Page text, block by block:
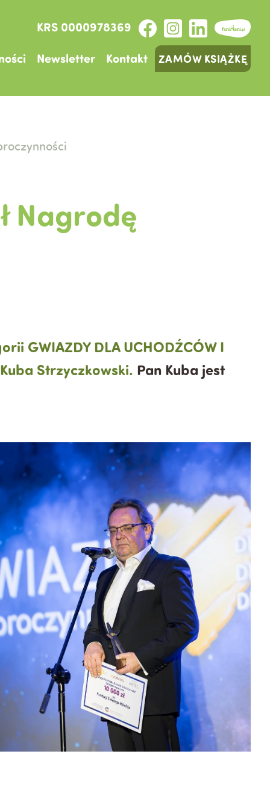
KRS 0000978369
Newsletter Kontakt ZAMÓW KSIĄŻKĘ
Nagrodę
GWIAZDY DLA UCHODŹCÓW I
Strzyczkowski. Pan Kuba jest